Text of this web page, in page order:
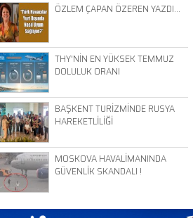
ÖZLEM ÇAPAN ÖZEREN YAZDI…
THY'NİN EN YÜKSEK TEMMUZ
DOLULUK ORANI
BAŞKENT TURİZMİNDE RUSYA
HAREKETLİLİĞİ
MOSKOVA HAVALİMANINDA
GÜVENLİK SKANDALI !